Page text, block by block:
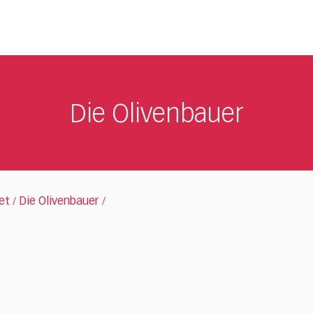
Die Olivenbauer
/ Die Olivenbauer /